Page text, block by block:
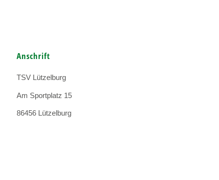
Anschrift
TSV Lützelburg
Am Sportplatz 15
86456 Lützelburg